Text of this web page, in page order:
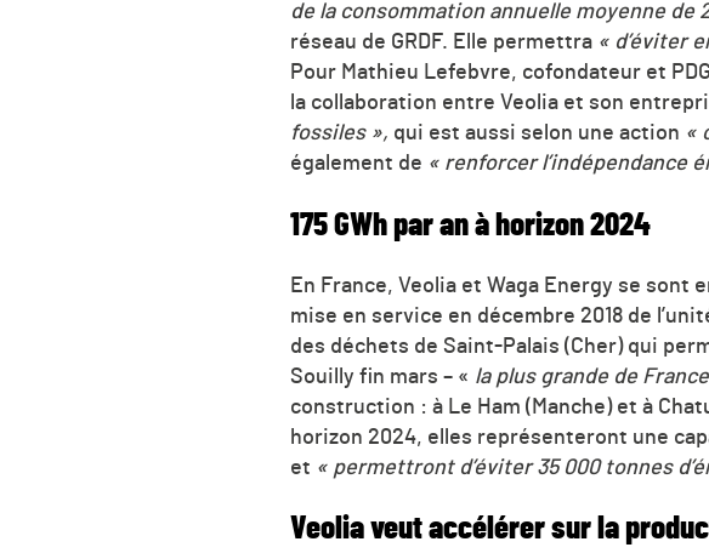
de la consommation annuelle moyenne de
réseau de GRDF. Elle permettra « d’éviter
Pour Mathieu Lefebvre, cofondateur et
la collaboration entre Veolia et son
fossiles », qui est aussi selon une action «
également de « renforcer l’indépendance
175 GWh par an à horizon 2024
En France, Veolia et Waga Energy se
mise en service en décembre 2018 de
des déchets de Saint-Palais (Cher) qui
Souilly fin mars – « la plus grande de
construction : à Le Ham (Manche) et à
horizon 2024, elles représenteront une
et « permettront d’éviter 35 000 tonnes
Veolia veut accélérer sur la